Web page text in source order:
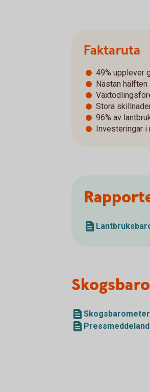
Faktaruta
49% upplever
Nästan hälften
Stora
96% av
Investeringar i